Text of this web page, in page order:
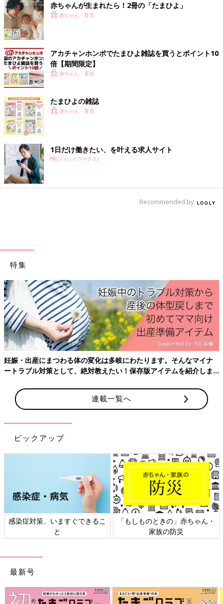
2018年4月に息子を出産した37歳。
「ハハのつぶやき」Twitter(@ninputweet)
Instagram(@ninputweet)
ラストを更新しています。
前の話
子どもが育ち、私た
ちもそれぞれの道へ
[ハハのさけび #154]
赤ちゃんが生まれたら！2冊の「たまひよ」
赤ちゃん・育児
アカチャンホンポでたまひよ雑誌を買うとポイント10
倍【期間限定】
赤ちゃん・育児
たまひよの雑誌
赤ちゃん・育児
1日だけ働きたい、を叶える求人サイト
PR(ショットワークス)
Recommended by
特集
妊娠・出産にまつわる体の変化は多岐にわたります。そんなマイナ
ートラブル対策として、絶対教えたい！保存版アイテムを紹介しま
連載一覧へ
ピックアップ
感染症対策、いますぐできるこ
と
「もしものときの」赤ちゃん・
家族の防災
最新号